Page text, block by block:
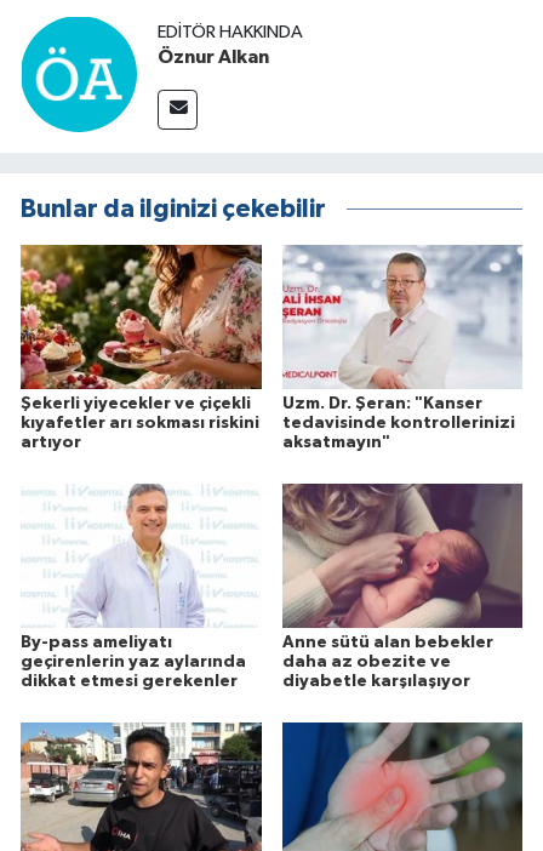
EDITÖR HAKKINDA
Öznur Alkan
Bunlar da ilginizi çekebilir
Şekerli yiyecekler ve çiçekli
kıyafetler arı sokması riskini
artıyor
Uzm. Dr. Şeran: "Kanser
tedavisinde kontrollerinizi
aksatmayın"
By-pass ameliyatı
geçirenlerin yaz aylarında
dikkat etmesi gerekenler
Anne sütü alan bebekler
daha az obezite ve
diyabetle karşılaşıyor